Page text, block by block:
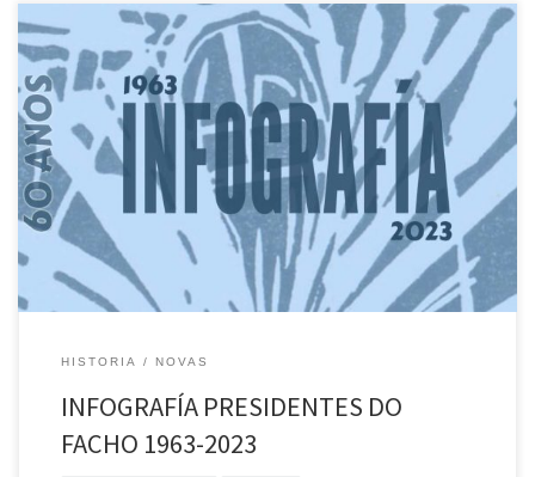
Esta infografía destaca aos presidentes que, ao longo de 60 anos,
representaron ao Facho. En diferentes etapas, cada un deles traballou
coas súas respectivas xuntas directivas pola defensa da lingua e da
cultura galega desde a fundación ata hoxe GRAZAS
HISTORIA NOVAS
INFOGRAFÍA PRESIDENTES DO
FACHO 1963-2023